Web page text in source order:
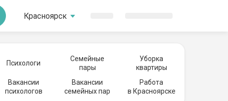
Красноярск
Психологи
Семейные
пары
Уборка
квартиры
Вакансии
психологов
Вакансии
семейных пар
Работа
в Красноярске